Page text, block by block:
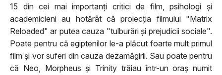
15 din cei mai importanţi critici de film, psihologi şi
academicieni au hotărât că proiecţia filmului "Matrix
Reloaded" ar putea cauza "tulburări şi prejudicii sociale".
Poate pentru că egiptenilor le-a plăcut foarte mult primul
film şi vor suferi din cauza dezamăgirii. Sau poate pentru
că Neo, Morpheus şi Trinity trăiau într-un oraş numit